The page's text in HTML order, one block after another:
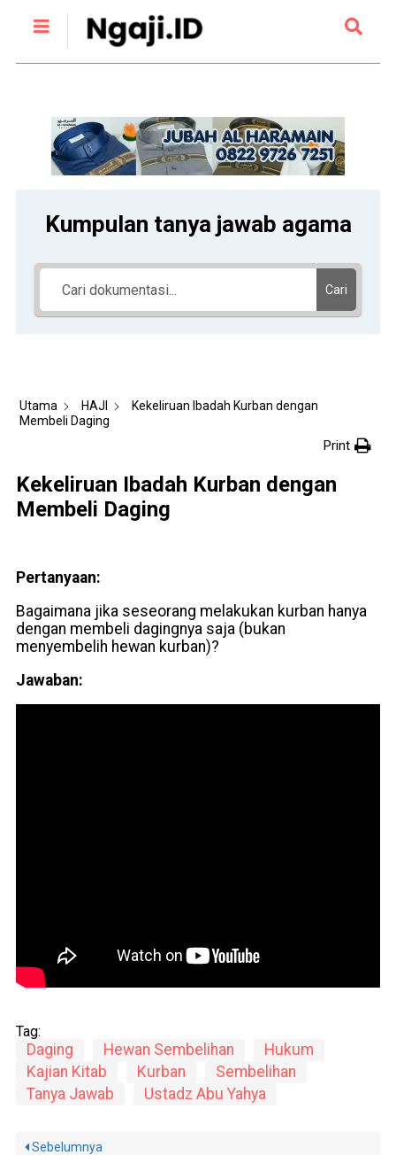
Kumpulan tanya jawab agama
Cari
Utama HAJI
Kekeliruan Ibadah Kurban dengan
Membeli Daging
Print
Kekeliruan Ibadah Kurban dengan
Membeli Daging
Pertanyaan:
Bagaimana jika seseorang melakukan kurban hanya
dengan membeli dagingnya saja (bukan
menyembelih hewan kurban)?
Jawaban:
Tag:
Daging Hewan Sembelihan
Hukum
Kajian Kitab
Kurban
Sembelihan
Tanya Jawab
Ustadz Abu Yahya
Sebelumnya